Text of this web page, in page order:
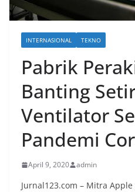
INTERNASIONAL TEKNO
Pabrik
Banting
Ventilator
Pandemi
April 9, 2020 admin
Jurnal123.com – Mitra